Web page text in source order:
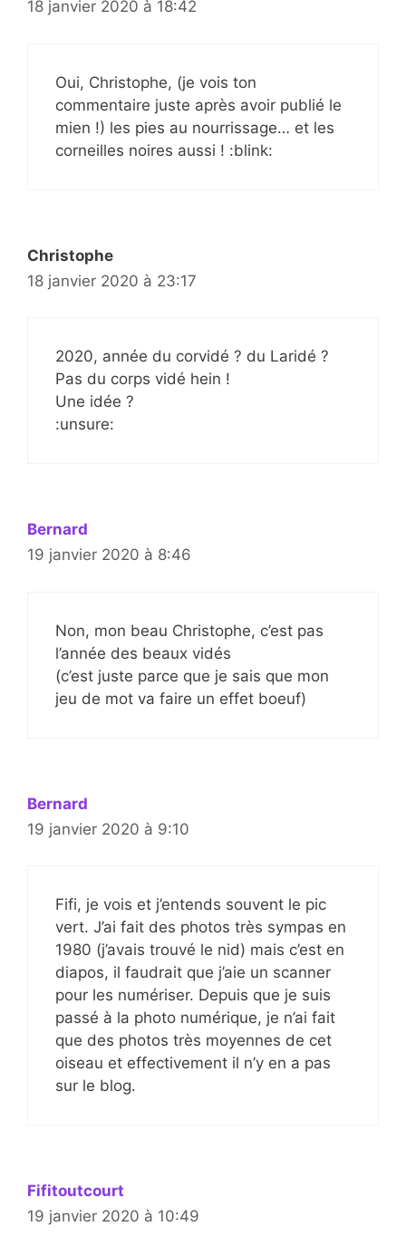
18 janvier 2020 à 18:42
Oui, Christophe, (je vois ton
commentaire juste après avoir publié le
mien !) les pies au nourrissage… et les
corneilles noires aussi ! :blink:
Christophe
18 janvier 2020 à 23:17
2020, année du corvidé ? du Laridé ?
Pas du corps vidé hein !
Une idée ?
:unsure:
Bernard
19 janvier 2020 à 8:46
Non, mon beau Christophe, c’est pas
l’année des beaux vidés
(c’est juste parce que je sais que mon
jeu de mot va faire un effet boeuf)
Bernard
19 janvier 2020 à 9:10
Fifi, je vois et j’entends souvent le pic
vert. J’ai fait des photos très sympas en
1980 (j’avais trouvé le nid) mais c’est en
diapos, il faudrait que j’aie un scanner
pour les numériser. Depuis que je suis
passé à la photo numérique, je n’ai fait
que des photos très moyennes de cet
oiseau et effectivement il n’y en a pas
sur le blog.
Fifitoutcourt
19 janvier 2020 à 10:49